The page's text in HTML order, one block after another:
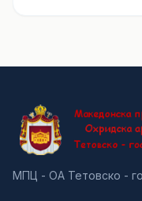
МПЦ - ОА Тетовско -